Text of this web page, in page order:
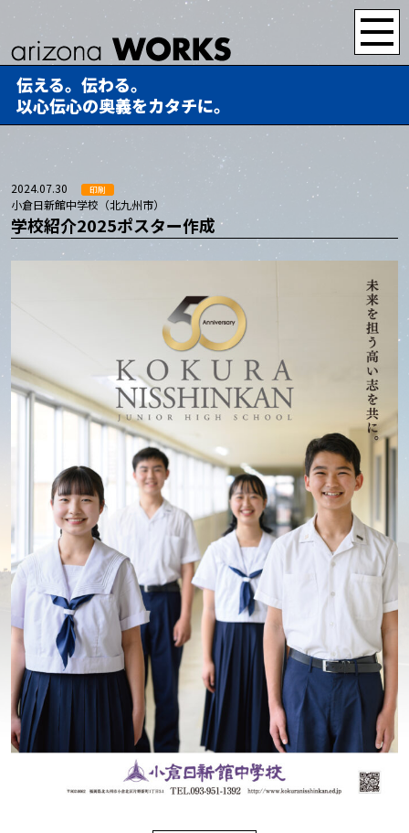
伝える。伝わる。
以心伝心の奥義をカタチに。
2024.07.30 印刷
小倉日新館中学校（北九州市）
学校紹介2025ポスター作成